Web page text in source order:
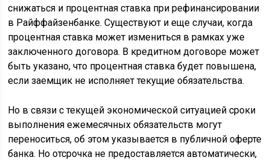
снижаться и процентная ставка при рефинансировании
в Райффайзенбанке. Существуют и еще случаи, когда
процентная ставка может измениться в рамках уже
заключенного договора. В кредитном договоре может
быть указано, что процентная ставка будет повышена,
если заемщик не исполняет текущие обязательства.
Но в связи с текущей экономической ситуацией сроки
выполнения ежемесячных обязательств могут
переноситься, об этом указывается в публичной оферте
банка. Но отсрочка не предоставляется автоматически,